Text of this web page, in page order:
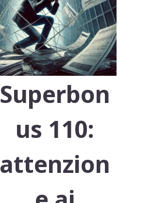
Superbon
us 110:
attenzion